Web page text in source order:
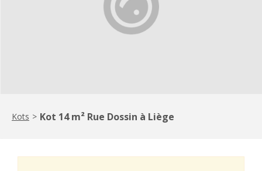
Kots > Kot 14 m² Rue Dossin à Liège